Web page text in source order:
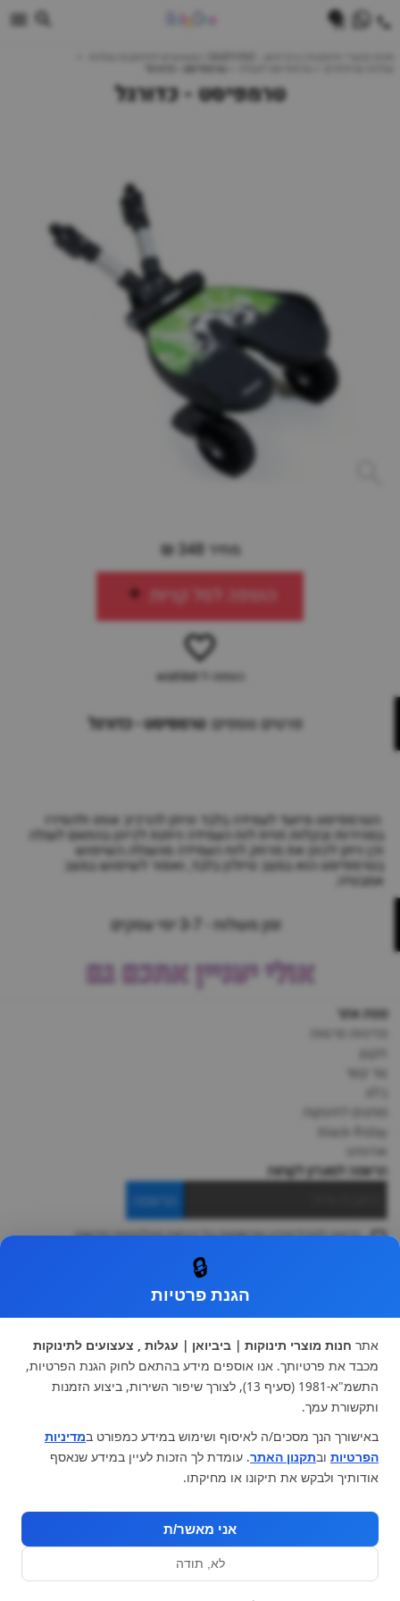
טרמפיסט - כדורגל
מחיר 348 ₪
הוספה לסל קניות
הוספה ל-wishlist
פרטים נוספים:טרמפיסט - כדורגל
הטרמפיסט מיועד לעמידה בלבד וניתן להרכיב אותו ולהסירו
במהירות ובקלות.זווית לוח העמידה ניתנת לכיוון בהתאם לעגלה
וכן ניתן לכוון את מרחק לוח העמידה מהעגלה.השימוש
בטרמפיסט הוא במצב טיולון בלבד, ואסור לשימוש במצב
אמבטיה.
זמן משלוח - 3-7 ימי עסקים
אולי יעניין אתכם גם
מפת אתר
צור קשר
מותגים לתינוקות
black-friday
אודותינו
הרשמה למועדון לקוחות
הרשמה
ברצוני לקבל מידע ופרסומות על הנחות וקולקציות חדשות
עגלות וטיולונים
כיסא בטיחות ואביזרים
ריהוט לתינוקות
מצעים למיטת תינוק וטקסטיל
צעצועי ילדים
על גלגלים
הנקה והאכלה
מוצרי אמבטיה
מוזמנים לבקר אותנו:
🔒
הגנת פרטיות
אתר חנות מוצרי תינוקות | ביביואן | עגלות , צעצועים לתינוקות
מכבד את פרטיותך. אנו אוספים מידע בהתאם לחוק הגנת הפרטיות,
התשמ"א-1981 (סעיף 13), לצורך שיפור השירות, ביצוע הזמנות
ותקשורת עמך.
באישורך הנך מסכים/ה לאיסוף ושימוש במידע כמפורט במדיניות
הפרטיות ובתקנון האתר. עומדת לך הזכות לעיין במידע שנאסף
אודותיך ולבקש את תיקונו או מחיקתו.
אני מאשר/ת
לא, תודה